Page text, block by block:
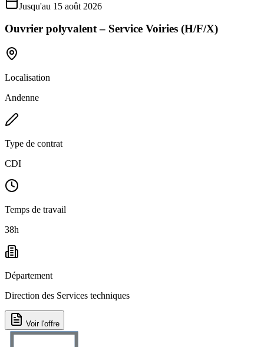
Jusqu'au 15 août 2026
Ouvrier polyvalent – Service Voiries (H/F/X)
Localisation
Andenne
Type de contrat
CDI
Temps de travail
38h
Département
Direction des Services techniques
Voir l'offre